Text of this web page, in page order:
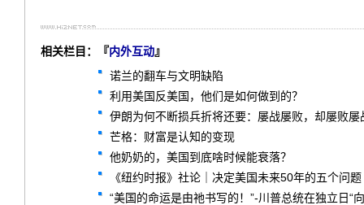
相关栏目：『内外互动』
诺兰的翻车与文明缺陷
利用美国反美国，他们是如何做到的？
伊朗为何不断损兵折将还要：屡战屡败，却屡败屡
芒格：财富是认知的变现
他奶奶的，美国到底啥时候能衰落？
《纽约时报》社论｜决定美国未来50年的五个问题
“美国的命运是由祂书写的！”-川普总统在独立日“